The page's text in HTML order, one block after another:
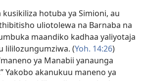
kusikiliza hotuba ya Simioni, au
uliotolewa na Barnaba na
maandiko kadhaa yaliyotaja
lililozungumziwa. (Yoh. 14:26)
ya Manabii yanaunga
Yakobo akanukuu maneno ya